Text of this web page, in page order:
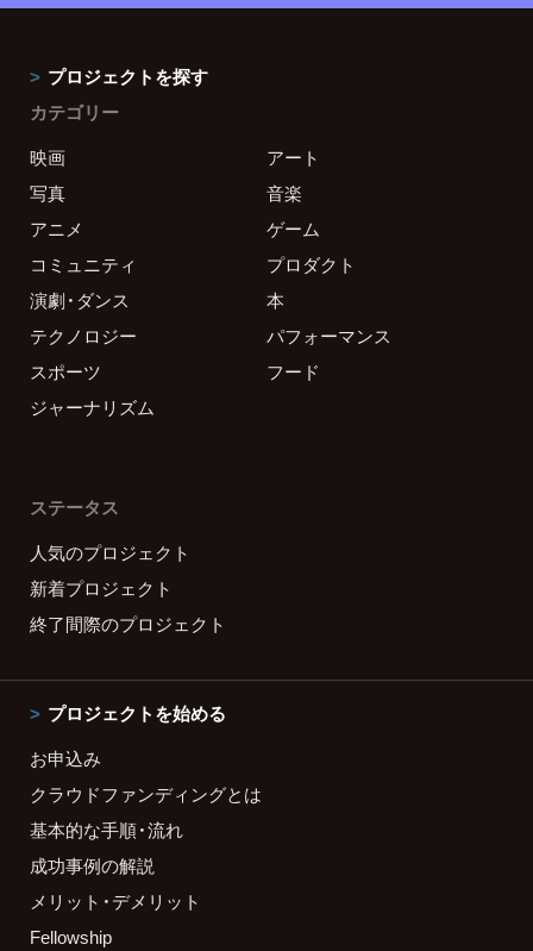
プロジェクトを探す
カテゴリー
映画
アート
写真
音楽
アニメ
ゲーム
コミュニティ
プロダクト
演劇・ダンス
本
テクノロジー
パフォーマンス
スポーツ
フード
ジャーナリズム
ステータス
人気のプロジェクト
新着プロジェクト
終了間際のプロジェクト
プロジェクトを始める
お申込み
クラウドファンディングとは
基本的な手順・流れ
成功事例の解説
メリット・デメリット
Fellowship